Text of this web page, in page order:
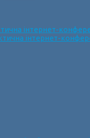
інтернет-
інтернет-